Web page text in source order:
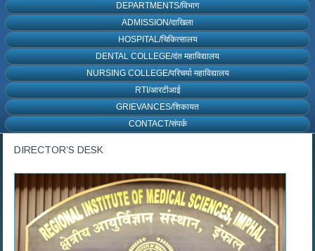
DEPARTMENTS/विभाग
ADMISSION/दाखिला
HOSPITAL/चिकित्सालय
DENTAL COLLEGE/दंत महाविद्यालय
NURSING COLLEGE/परिचर्या महाविद्यालय
RTI/आरटीआई
GRIEVANCES/शिकायत
CONTACT/संपर्क
DIRECTOR’S DESK